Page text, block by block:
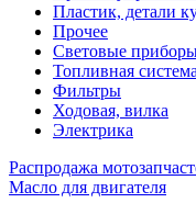
Пластик, детали
Прочее
Световые
Топливная
Фильтры
Ходовая, вилка
Электрика
Распродажа
Масло для двигателя